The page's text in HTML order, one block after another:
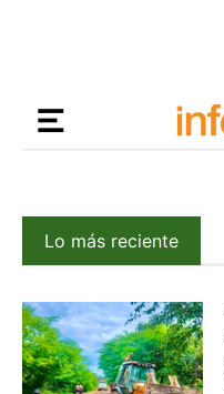
Lo más reciente